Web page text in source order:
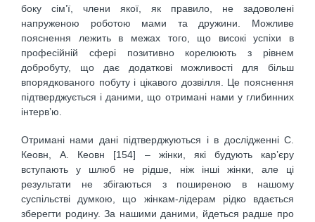
боку сім’ї, члени якої, як правило, не задоволені
напруженою роботою мами та дружини. Можливе
пояснення лежить в межах того, що високі успіхи в
професійній сфері позитивно корелюють з рівнем
добробуту, що дає додаткові можливості для більш
впорядкованого побуту і цікавого дозвілля. Це пояснення
підтверджується і даними, що отримані нами у глибинних
інтерв’ю.
Отримані нами дані підтверджуються і в дослідженні С.
Кеовн, А. Кеовн [154] – жінки, які будують кар’єру
вступають у шлюб не рідше, ніж інші жінки, але ці
результати не збігаються з поширеною в нашому
суспільстві думкою, що жінкам-лідерам рідко вдається
зберегти родину. За нашими даними, йдеться радше про